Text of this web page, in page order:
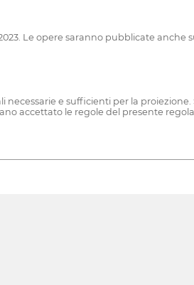
Le opere saranno pubblicate
e sufficienti per la
accettato le regole del presente